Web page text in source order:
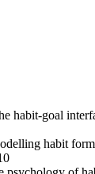
habit-goal
habit